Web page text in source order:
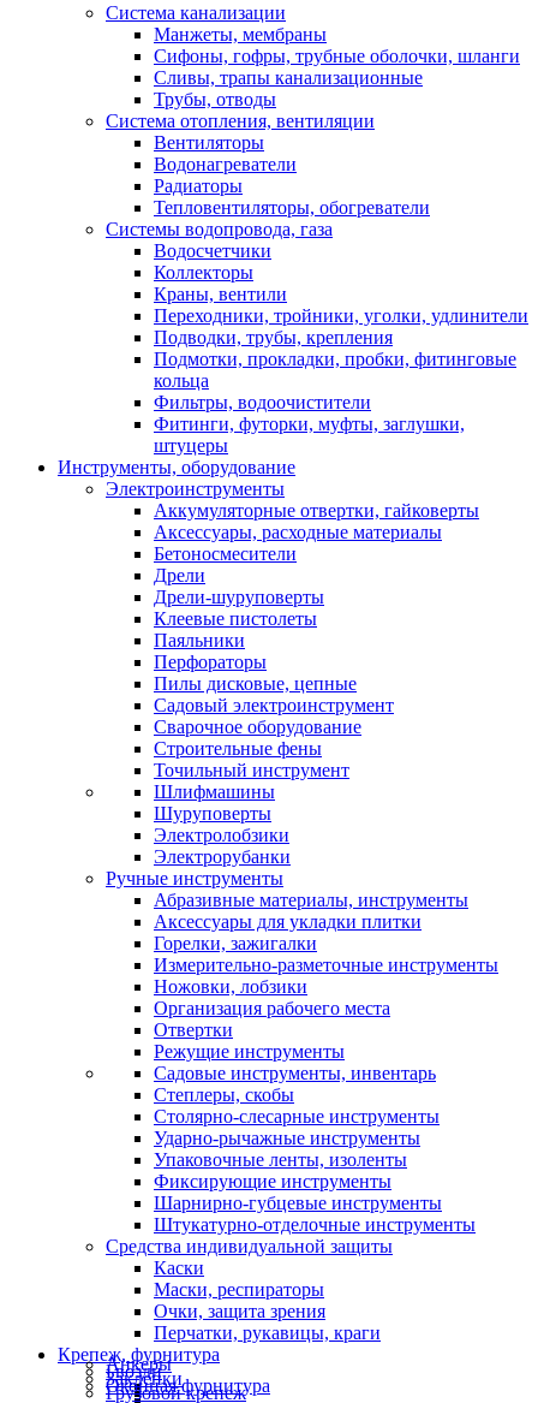
Система канализации
Манжеты, мембраны
Сифоны, гофры, трубные оболочки, шланги
Сливы, трапы канализационные
Трубы, отводы
Система отопления, вентиляции
Вентиляторы
Водонагреватели
Радиаторы
Тепловентиляторы, обогреватели
Системы водопровода, газа
Водосчетчики
Коллекторы
Краны, вентили
Переходники, тройники, уголки, удлинители
Подводки, трубы, крепления
Подмотки, прокладки, пробки, фитинговые
кольца
Фильтры, водоочистители
Фитинги, футорки, муфты, заглушки,
штуцеры
Инструменты, оборудование
Электроинструменты
Аккумуляторные отвертки, гайковерты
Аксессуары, расходные материалы
Бетоносмесители
Дрели
Дрели-шуруповерты
Клеевые пистолеты
Паяльники
Перфораторы
Пилы дисковые, цепные
Садовый электроинструмент
Сварочное оборудование
Строительные фены
Точильный инструмент
Шлифмашины
Шуруповерты
Электролобзики
Электрорубанки
Ручные инструменты
Абразивные материалы, инструменты
Аксессуары для укладки плитки
Горелки, зажигалки
Измерительно-разметочные инструменты
Ножовки, лобзики
Организация рабочего места
Отвертки
Режущие инструменты
Садовые инструменты, инвентарь
Степлеры, скобы
Столярно-слесарные инструменты
Ударно-рычажные инструменты
Упаковочные ленты, изоленты
Фиксирующие инструменты
Шарнирно-губцевые инструменты
Штукатурно-отделочные инструменты
Средства индивидуальной защиты
Каски
Маски, респираторы
Очки, защита зрения
Перчатки, рукавицы, краги
Крепеж, фурнитура
Анкеры
Гвозди
Заклепки
Оконная фурнитура
Грузовой крепеж